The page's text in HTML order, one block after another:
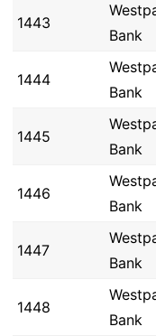
1443
Bank
1444
Bank
1445
Bank
1446
Bank
1447
Bank
1448
Bank